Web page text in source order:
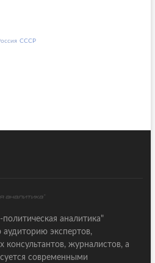
СССР
аналитика"
экспертов,
консультантов, журналистов, а
современными